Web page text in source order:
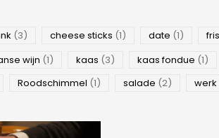
(3) cheese sticks (1) date (1)
wijn (1) kaas (3) kaas fondue (1)
Roodschimmel (1) salade (2) werk